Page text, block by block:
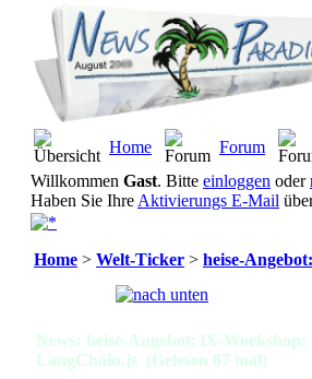
Home Forum
Willkommen Gast. Bitte einloggen oder
Haben Sie Ihre Aktivierungs E-Mail
Home > Welt-Ticker > heise-
News: heise-Angebot: iX-
LangChain.js (Gelesen 87 mal)